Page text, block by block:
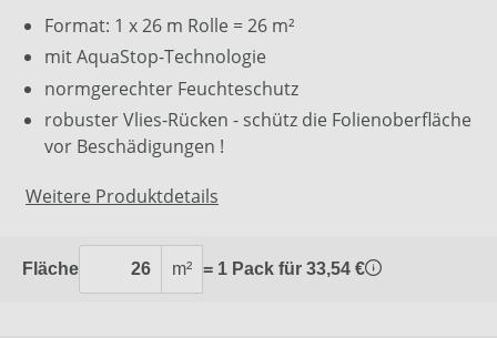
Format: 1 x 26 m Rolle = 26 m²
mit AquaStop-Technologie
normgerechter Feuchteschutz
robuster Vlies-Rücken - schütz die Folienoberfläche
vor Beschädigungen !
Weitere Produktdetails
Fläche m² = 1 Pack für 33,54 €